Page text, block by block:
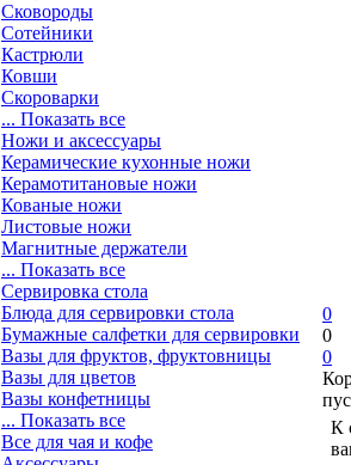
Сковороды
Сотейники
Кастрюли
Ковши
Скороварки
... Показать все
Ножи и аксессуары
Керамические кухонные ножи
Керамотитановые ножи
Кованые ножи
Листовые ножи
Магнитные держатели
... Показать все
Сервировка стола
Блюда для сервировки стола
Бумажные салфетки для сервировки
Вазы для фруктов, фруктовницы
Вазы для цветов
Вазы конфетницы
... Показать все
Все для чая и кофе
0
0
0
К